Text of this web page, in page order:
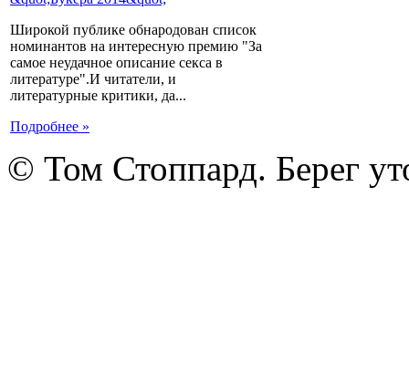
Широкой публике обнародован список
номинантов на интересную премию "За
самое неудачное описание секса в
литературе".И читатели, и
литературные критики, да...
Подробнее »
© Том Стоппард. Берег